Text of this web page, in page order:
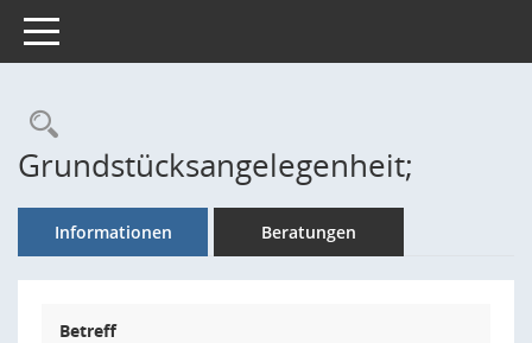
Toggle navigation
Rechercheauswahl
Grundstücksangelegenheit;
Informationen Beratungen
Betreff